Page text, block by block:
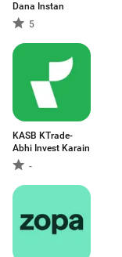
Dana Instan
5
KASB KTrade-
Abhi Invest Karain
-